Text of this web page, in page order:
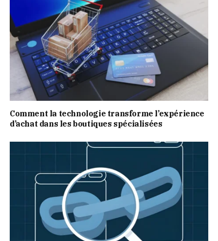
Comment la technologie transforme l’expérience
d’achat dans les boutiques spécialisées